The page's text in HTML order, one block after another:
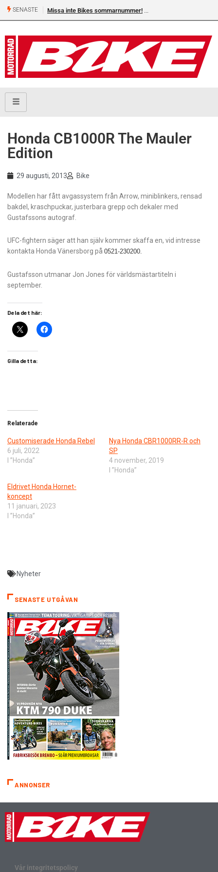
SENASTE Missa inte Bikes sommarnummer!
Honda CB1000R The Mauler
Edition
29 augusti, 2013 Bike
Modellen har fått avgassystem från Arrow, miniblinkers, rensad
bakdel, kraschpuckar, justerbara grepp och dekaler med
Gustafssons autograf.
UFC-fightern säger att han själv kommer skaffa en, vid intresse
kontakta Honda Vänersborg på 0521-230200.
Gustafsson utmanar Jon Jones för världsmästartiteln i
september.
Dela det här:
Gilla detta:
Relaterade
Customiserade Honda Rebel
6 juli, 2022
I ”Honda”
Nya Honda CBR1000RR-R och
SP
4 november, 2019
I ”Honda”
Eldrivet Honda Hornet-
koncept
11 januari, 2023
I ”Honda”
Nyheter
SENASTE UTGÅVAN
ANNONSER
Vår integritetspolicy